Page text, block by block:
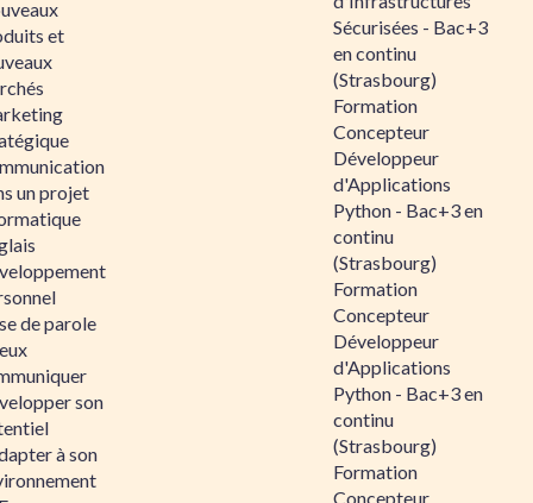
et
un projet
de parole
son
à son
Sécurisées - Bac+3
en continu
(Strasbourg)
Formation
Concepteur
Développeur
d'Applications
Python - Bac+3 en
continu
(Strasbourg)
Formation
Concepteur
Développeur
d'Applications
Python - Bac+3 en
continu
(Strasbourg)
Formation
Concepteur